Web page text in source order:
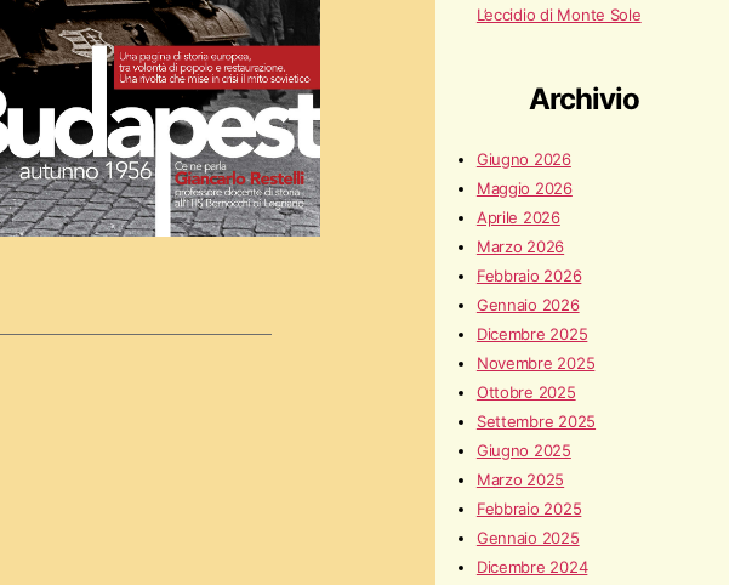
L’eccidio di Monte Sole
Archivio
Giugno 2026
Maggio 2026
Aprile 2026
Marzo 2026
Febbraio 2026
Gennaio 2026
Dicembre 2025
Novembre 2025
Ottobre 2025
Settembre 2025
Giugno 2025
Marzo 2025
Febbraio 2025
Gennaio 2025
Dicembre 2024